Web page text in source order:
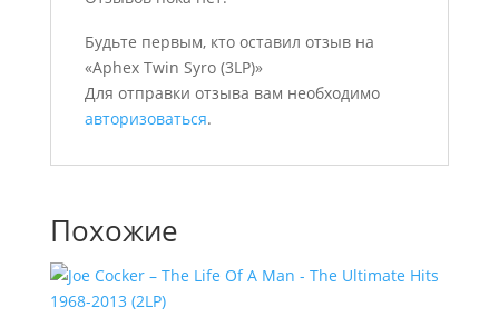
Будьте первым, кто оставил отзыв на
«Aphex Twin Syro (3LP)»
Для отправки отзыва вам необходимо
авторизоваться.
Похожие